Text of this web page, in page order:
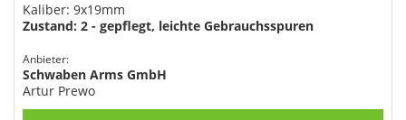
Kaliber: 9x19mm
Zustand: 2 - gepflegt, leichte Gebrauchsspuren
Anbieter:
Schwaben Arms GmbH
Artur Prewo